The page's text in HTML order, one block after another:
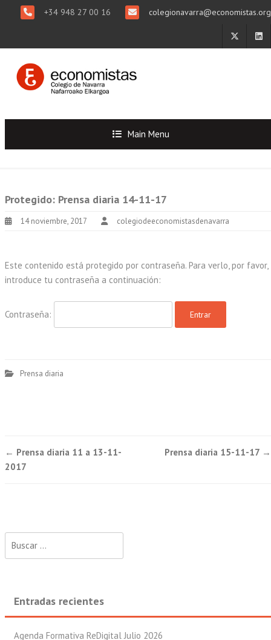
+34 948 27 00 16 colegionavarra@economistas.org
Main Menu
Protegido: Prensa diaria 14-11-17
14 noviembre, 2017 colegiodeeconomistasdenavarra
Este contenido está protegido por contraseña. Para verlo, por favor,
introduce tu contraseña a continuación:
Contraseña:
Prensa diaria
Post
navigation
← Prensa diaria 11 a 13-11-
2017
Prensa diaria 15-11-17 →
Entradas recientes
Agenda Formativa ReDigital Julio 2026